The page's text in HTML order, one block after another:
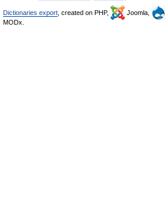
Dictionaries export , created on PHP, Joomla,
MODx.